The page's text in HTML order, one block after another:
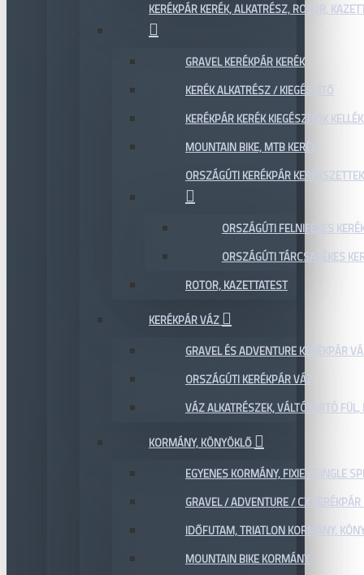
KERÉKPÁR KERÉK, ALKATRÉSZ, ROTOR,
GRAVEL KERÉKPÁR KERÉK
KERÉK ALKATRÉSZ / KIEGÉSZÍTŐ
KERÉKPÁR KERÉK KIEGÉSZÍTŐK
MOUNTAIN BIKE, MTB KERÉK
ORSZÁGÚTI KERÉKPÁR KERÉKSZETTEK
ORSZÁGÚTI FELNIFÉKES
ORSZÁGÚTI TÁRCSAFÉKES
ROTOR, KAZETTATEST
KERÉKPÁR VÁZ
GRAVEL ÉS ADVENTURE KERÉKPÁR
ORSZÁGÚTI KERÉKPÁR VÁZ
VÁZ ALKATRÉSZEK, VÁLTÓTARTÓ FÜL,
KORMÁNY, KÖNYÖKLŐ
EGYENES KORMÁNY, FIXIE / SINGLE
GRAVEL / ADVENTURE / CX
IDŐFUTAM, TRIATLON KORMÁNY,
MOUNTAIN BIKE KORMÁNY